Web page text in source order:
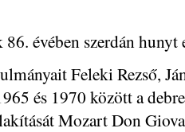
évében szerdán hunyt
Feleki Rezső,
és 1970 között a
Mozart Don